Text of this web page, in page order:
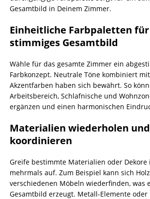
Gesamtbild in Deinem Zimmer.
Einheitliche Farbpaletten
stimmiges Gesamtbild
Wähle für das gesamte Zimmer ein
Farbkonzept. Neutrale Töne kombiniert
Akzentfarben haben sich bewährt. So
Arbeitsbereich, Schlafnische und
ergänzen und einen harmonischen
Materialien wiederholen
koordinieren
Greife bestimmte Materialien oder Dekore
mehrmals auf. Zum Beispiel kann sich
verschiedenen Möbeln wiederfinden, was
Gesamtbild erzeugt. Metall-Elemente oder